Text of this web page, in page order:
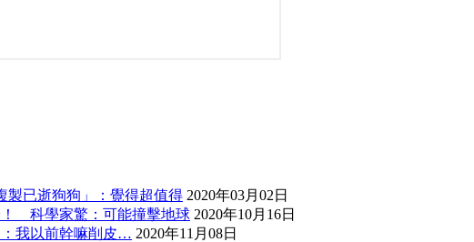
已逝狗狗」：覺得超值得 2020年03月02日
！ 科學家驚：可能撞擊地球 2020年10月16日
我以前幹嘛削皮… 2020年11月08日